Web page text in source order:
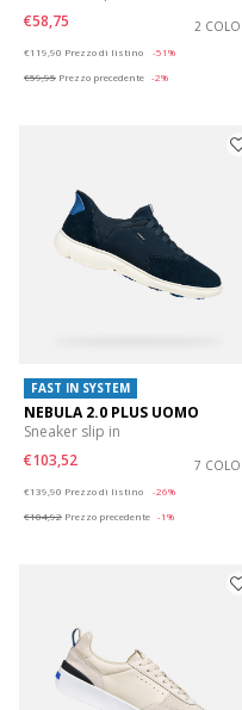
€58,75
2
€119,90 Prezzo di listino
-51%
€59,95 Prezzo precedente -2%
FAST IN SYSTEM
NEBULA 2.0 PLUS UOMO
Sneaker slip in
€103,52
7
€139,90 Prezzo di listino
-26%
€104,92 Prezzo precedente -1%